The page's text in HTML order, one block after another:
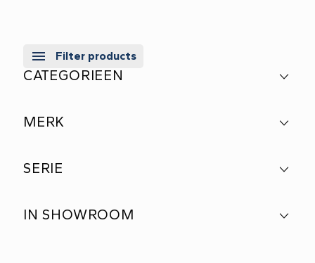
Filter products
CATEGORIEEN
MERK
SERIE
IN SHOWROOM